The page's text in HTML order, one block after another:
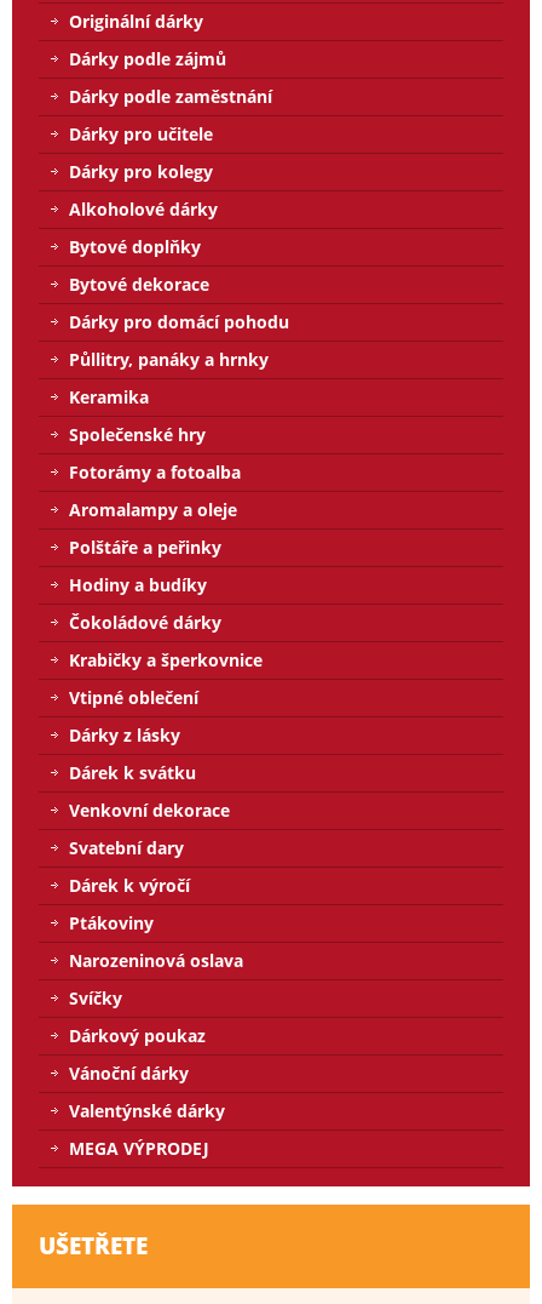
Originální dárky
Dárky podle zájmů
Dárky podle zaměstnání
Dárky pro učitele
Dárky pro kolegy
Alkoholové dárky
Bytové doplňky
Bytové dekorace
Dárky pro domácí pohodu
Půllitry, panáky a hrnky
Keramika
Společenské hry
Fotorámy a fotoalba
Aromalampy a oleje
Polštáře a peřinky
Hodiny a budíky
Čokoládové dárky
Krabičky a šperkovnice
Vtipné oblečení
Dárky z lásky
Dárek k svátku
Venkovní dekorace
Svatební dary
Dárek k výročí
Ptákoviny
Narozeninová oslava
Svíčky
Dárkový poukaz
Vánoční dárky
Valentýnské dárky
MEGA VÝPRODEJ
UŠETŘETE